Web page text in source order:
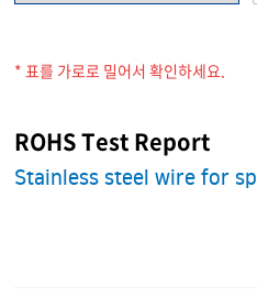
* 표를 가로로 밀어서 확인하세요.
ROHS Test Report
Stainless steel wire for